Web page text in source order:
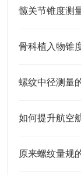
髋关节锥度测
骨科植入物锥
螺纹中径测量
如何提升航空
原来螺纹量规